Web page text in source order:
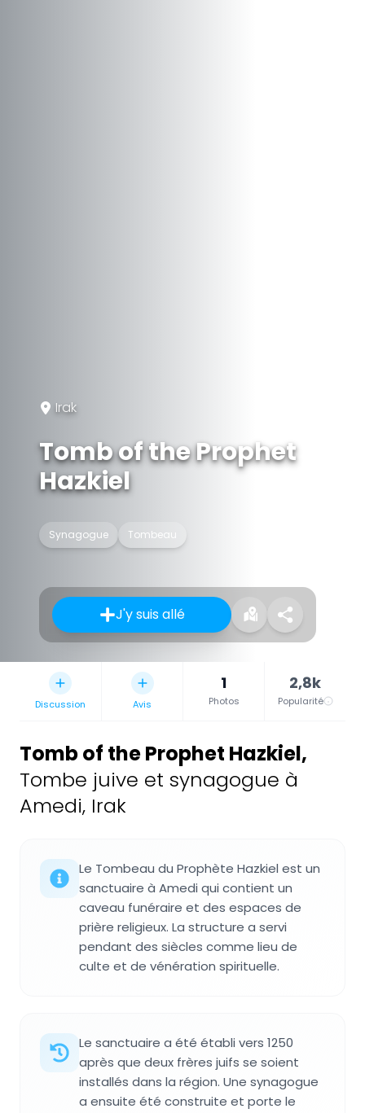
Irak
Tomb of the Prophet
Hazkiel
Synagogue Tombeau
J'y suis allé
Discussion Avis
1
Photos
2,8k
Popularité
Tomb of the Prophet Hazkiel,
Tombe juive et synagogue à
Amedi, Irak
Le Tombeau du Prophète Hazkiel est un
sanctuaire à Amedi qui contient un
caveau funéraire et des espaces de
prière religieux. La structure a servi
pendant des siècles comme lieu de
culte et de vénération spirituelle.
Le sanctuaire a été établi vers 1250
après que deux frères juifs se soient
installés dans la région. Une synagogue
a ensuite été construite et porte le